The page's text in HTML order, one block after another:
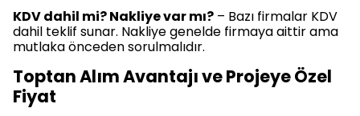
KDV dahil mi? Nakliye var mı? – Bazı firmalar KDV
dahil teklif sunar. Nakliye genelde firmaya aittir ama
mutlaka önceden sorulmalıdır.
Toptan Alım Avantajı ve Projeye Özel
Fiyat